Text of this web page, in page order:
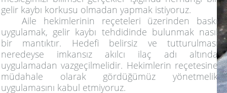
gelir kaybı korkusu olmadan yapmak istiyoruz.
Aile hekimlerinin reçeteleri üzerinden baskı
uygulamak, gelir kaybı tehdidinde bulunmak nasıl
bir mantıktır. Hedefi belirsiz ve tutturulması
neredeyse imkansız akılcı ilaç adı altında
uygulamadan vazgeçilmelidir. Hekimlerin reçetesine
müdahale olarak gördüğümüz yönetmelik
uygulamasını kabul etmiyoruz.